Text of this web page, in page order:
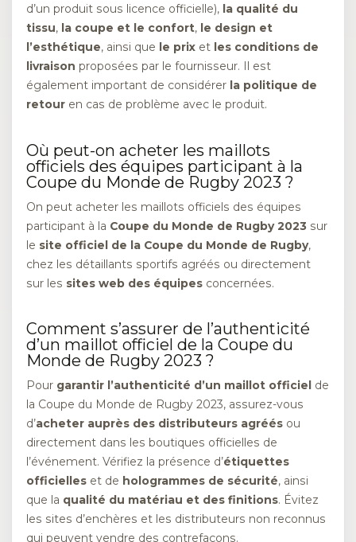
d’un produit sous licence officielle), la qualité du
tissu, la coupe et le confort, le design et
l’esthétique, ainsi que le prix et les conditions de
livraison proposées par le fournisseur. Il est
également important de considérer la politique de
retour en cas de problème avec le produit.
Où peut-on acheter les maillots
officiels des équipes participant à la
Coupe du Monde de Rugby 2023 ?
On peut acheter les maillots officiels des équipes
participant à la Coupe du Monde de Rugby 2023 sur
le site officiel de la Coupe du Monde de Rugby,
chez les détaillants sportifs agréés ou directement
sur les sites web des équipes concernées.
Comment s’assurer de l’authenticité
d’un maillot officiel de la Coupe du
Monde de Rugby 2023 ?
Pour garantir l’authenticité d’un maillot officiel de
la Coupe du Monde de Rugby 2023, assurez-vous
d’acheter auprès des distributeurs agréés ou
directement dans les boutiques officielles de
l’événement. Vérifiez la présence d’étiquettes
officielles et de hologrammes de sécurité, ainsi
que la qualité du matériau et des finitions. Évitez
les sites d’enchères et les distributeurs non reconnus
qui peuvent vendre des contrefaçons.